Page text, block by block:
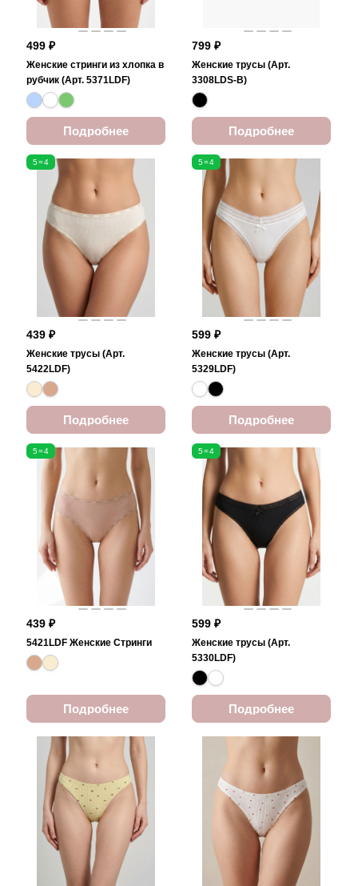
499 ₽
Женские стринги из хлопка в
рубчик (Арт. 5371LDF)
Подробнее
799 ₽
Женские трусы (Арт.
3308LDS-B)
Подробнее
5=4
439 ₽
Женские трусы (Арт.
5422LDF)
Подробнее
5=4
599 ₽
Женские трусы (Арт.
5329LDF)
Подробнее
5=4
439 ₽
5421LDF Женские Стринги
Подробнее
5=4
599 ₽
Женские трусы (Арт.
5330LDF)
Подробнее